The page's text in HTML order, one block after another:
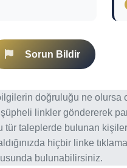
Sorun Bildir
doğruluğu ne
linkler göndererek
tür taleplerde bulunan
hiçbir linke
bulunabilirsiniz.